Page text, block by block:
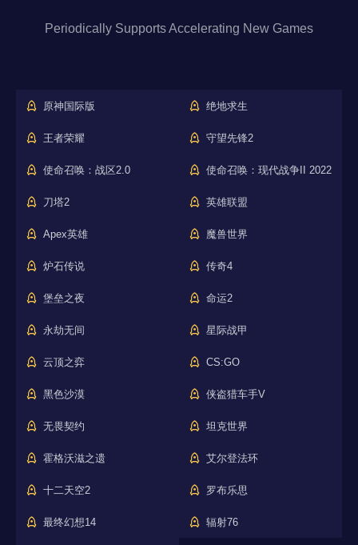
Periodically Supports Accelerating New Games
原神国际版 绝地求生
王者荣耀 守望先锋2
使命召唤：战区2.0 使命召唤：现代战争II 2022
刀塔2 英雄联盟
Apex英雄 魔兽世界
炉石传说 传奇4
堡垒之夜 命运2
永劫无间 星际战甲
云顶之弈 CS:GO
黑色沙漠 侠盗猎车手V
无畏契约 坦克世界
霍格沃滋之遗 艾尔登法环
十二天空2 罗布乐思
最终幻想14 辐射76